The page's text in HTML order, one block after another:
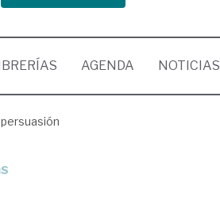
AGENDA NOTICIAS